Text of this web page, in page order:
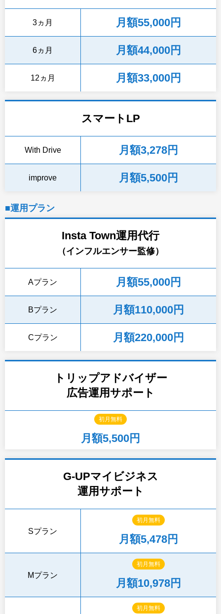
3ヵ月 月額55,000円
6ヵ月 月額44,000円
12ヵ月 月額33,000円
スマートLP
With Drive 月額3,278円
improve 月額5,500円
■運用プラン
Insta Town運用代行
（インフルエンサー監修）
Aプラン 月額55,000円
Bプラン 月額110,000円
Cプラン 月額220,000円
トリップアドバイザー
広告運用サポート
初月無料
月額5,500円
G-UPマイビジネス
運用サポート
Sプラン
初月無料
月額5,478円
Mプラン
初月無料
月額10,978円
初月無料